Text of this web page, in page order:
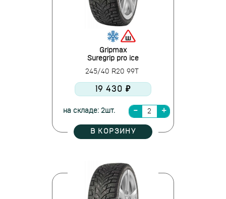
Gripmax
Suregrip pro ice
245/40 R20 99T
19 430 ₽
на складе: 2шт.
В КОРЗИНУ